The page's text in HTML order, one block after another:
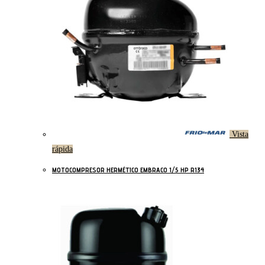
Vista
rápida
MOTOCOMPRESOR HERMÉTICO EMBRACO 1/5 HP R134